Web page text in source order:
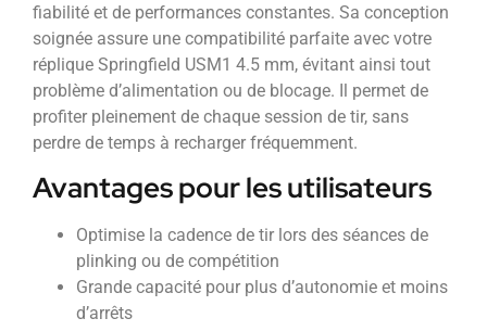
fiabilité et de performances constantes. Sa conception
soignée assure une compatibilité parfaite avec votre
réplique Springfield USM1 4.5 mm, évitant ainsi tout
problème d’alimentation ou de blocage. Il permet de
profiter pleinement de chaque session de tir, sans
perdre de temps à recharger fréquemment.
Avantages pour les utilisateurs
Optimise la cadence de tir lors des séances de
plinking ou de compétition
Grande capacité pour plus d’autonomie et moins
d’arrêts